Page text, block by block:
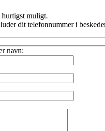
hurtigst muligt.
dit telefonnummer i
navn: